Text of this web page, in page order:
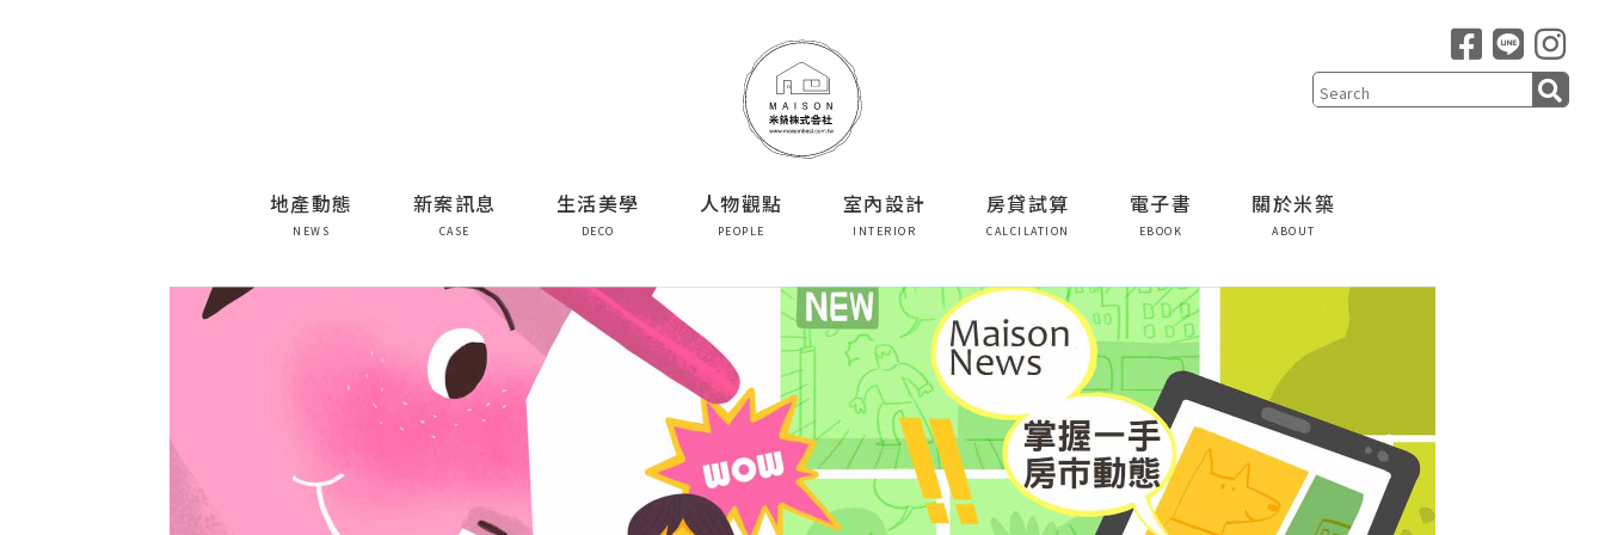
地產動態
NEWS
新案訊息
CASE
生活美學
DECO
人物觀點
PEOPLE
室內設計
INTERIOR
房貸試算
CALCILATION
電子書
EBOOK
關於米築
ABOUT